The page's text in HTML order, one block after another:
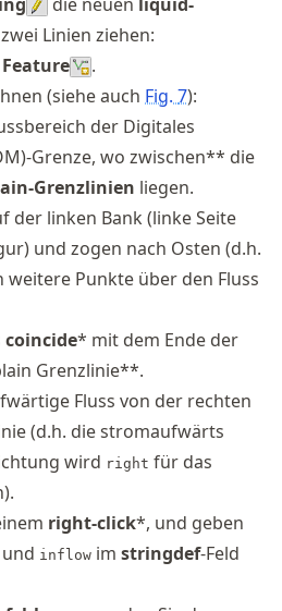
Linien ziehen:
.
(siehe auch Fig. 7):
der Digitales
Grenze, wo zwischen** die
Grenzlinien liegen.
der linken Bank (linke Seite
und zogen nach Osten (d.h.
weitere Punkte über den Fluss
coincide* mit dem Ende der
Grenzlinie**.
Fluss von der rechten
(d.h. die stromaufwärts
wird right für das
right-click*, und geben
inflow im stringdef-Feld